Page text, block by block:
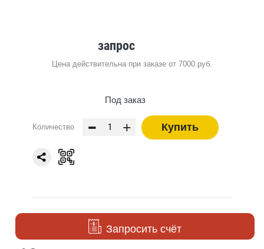
запрос
Цена действительна при заказе от 7000 руб.
Под заказ
Количество - + Купить
Запросить счёт